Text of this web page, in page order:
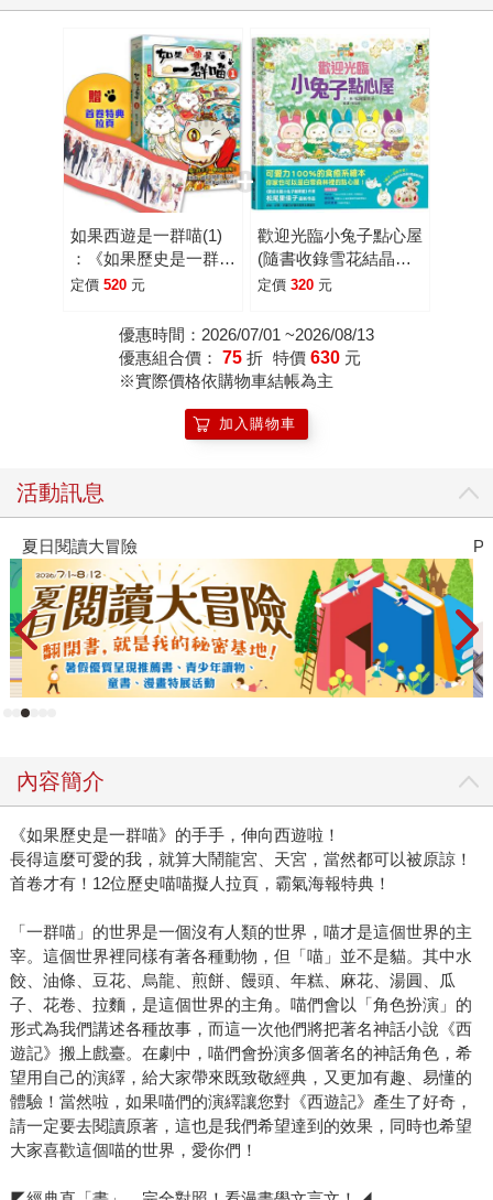
如果西遊是一群喵(1)
：《如果歷史是一群
喵》作者最新力作，附
定價 520 元
歡迎光臨小兔子點心屋
(隨書收錄雪花結晶蛋
白霜蛋糕食譜＋小兔子
定價 320 元
優惠時間：2026/07/01 ~2026/08/13
優惠組合價： 75 折 特價 630 元
※實際價格依購物車結帳為主
加入購物車
活動訊息
夏日閱讀大冒險
內容簡介
《如果歷史是一群喵》的手手，伸向西遊啦！
長得這麼可愛的我，就算大鬧龍宮、天宮，當然都可以被原諒！
首卷才有！12位歷史喵喵擬人拉頁，霸氣海報特典！
「一群喵」的世界是一個沒有人類的世界，喵才是這個世界的主
宰。這個世界裡同樣有著各種動物，但「喵」並不是貓。其中水
餃、油條、豆花、烏龍、煎餅、饅頭、年糕、麻花、湯圓、瓜
子、花卷、拉麵，是這個世界的主角。喵們會以「角色扮演」的
形式為我們講述各種故事，而這一次他們將把著名神話小說《西
遊記》搬上戲臺。在劇中，喵們會扮演多個著名的神話角色，希
望用自己的演繹，給大家帶來既致敬經典，又更加有趣、易懂的
體驗！當然啦，如果喵們的演繹讓您對《西遊記》產生了好奇，
請一定要去閱讀原著，這也是我們希望達到的效果，同時也希望
大家喜歡這個喵的世界，愛你們！